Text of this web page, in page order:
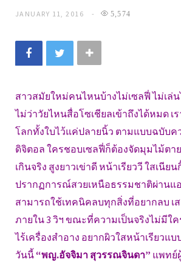
JANUARY 11, 2016 5,574
สาวสมัยใหม่คนไหนบ้างไม่เซลฟี่ ไม่เล่
ไม่ว่าวัยไหนสื่อโซเชียลเข้าถึงได้หมด เ
โลกทั้งใบไว้แค่ปลายนิ้ว ตามแบบฉบับ
ดิจิตอล ใครชอบเซลฟี่ก็ต้องจัดมุมไม้ตา
เกินจริง สูงยาวเข่าดี หน้าเรียววี ใสเนียน
ปรากฏการณ์สวยเหนือธรรมชาติผ่านแ
สามารถใช้เทคนิคลบทุกสิ่งที่อยากลบ เ
ภายใน 3 วิฯ ขณะที่ความเป็นจริงไม่มีใ
ไร้เครื่องสำอาง อยากผิวใสหน้าเรียวแ
วันนี้“พญ.อัจจิมา สุวรรณจินดา” แพทย์